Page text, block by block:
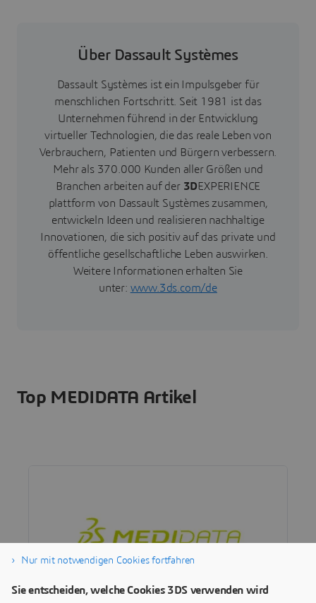
Über Dassault Systèmes
Dassault Systèmes ist ein Impulsgeber für
menschlichen Fortschritt. Seit 1981 ist das
Unternehmen führend in der Entwicklung
virtueller Technologien, die das reale Leben von
Verbrauchern, Patienten und Bürgern verbessern.
Mehr als 370.000 Kunden aller Größen und
Branchen arbeiten auf der 3DEXPERIENCE
plattform von Dassault Systèmes zusammen,
entwickeln Ideen und realisieren nachhaltige
Innovationen, die sich positiv auf das private und
öffentliche gesellschaftliche Leben auswirken.
Weitere Informationen erhalten Sie
unter: www.3ds.com/de
Top MEDIDATA Artikel
Nur mit notwendigen Cookies fortfahren
Sie entscheiden, welche Cookies 3DS verwenden wird